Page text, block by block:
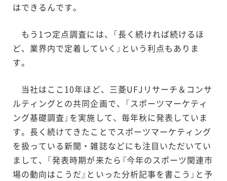
はできるんです。
もう1つ定点調査には、「長く続ければ続けるほ
ど、業界内で定着していく」という利点もありま
す。
当社はここ10年ほど、三菱UFJリサーチ＆コンサ
ルティングとの共同企画で、「スポーツマーケティ
ング基礎調査」を実施して、毎年秋に発表していま
す。長く続けてきたことでスポーツマーケティング
を扱っている新聞・雑誌などにも注目いただいてい
まして、「発表時期が来たら『今年のスポーツ関連市
場の動向はこうだ』といった分析記事を書こう」と予